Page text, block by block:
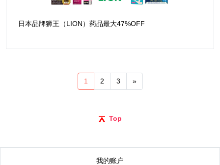
日本品牌狮王（LION）药品最大47%OFF
1 2 3 »
Top
我的账户